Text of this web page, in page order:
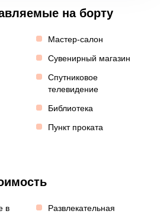
на борту
Мастер-салон
Сувенирный магазин
Спутниковое
телевидение
Библиотека
Пункт проката
в
Развлекательная